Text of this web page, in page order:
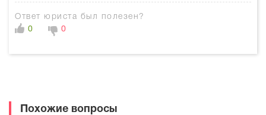
Ответ юриста был полезен?
0
0
Похожие вопросы